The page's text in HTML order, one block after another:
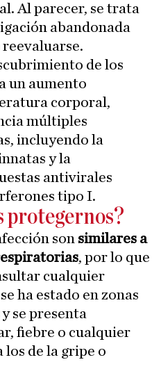
Al parecer, se trata
abandonada
de los
un aumento
corporal,
múltiples
incluyendo la
y la
antivirales
tipo I.
protegernos?
son similares a
, por lo que
cualquier
ha estado en zonas
se presenta
fiebre o cualquier
de la gripe o